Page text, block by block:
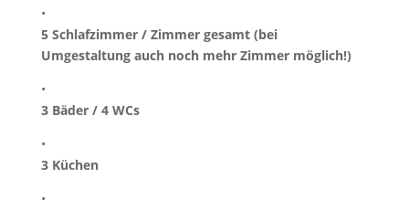
•
5 Schlafzimmer / Zimmer gesamt (bei
Umgestaltung auch noch mehr Zimmer möglich!)
•
3 Bäder / 4 WCs
•
3 Küchen
•